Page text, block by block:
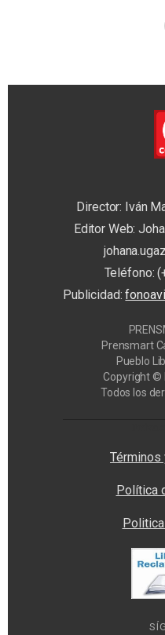
Director: Iván
Editor Web:
Teléfono:
Publicidad:
Prensmart
Pueblo
Copyright ©
Todos los
Términos
Política